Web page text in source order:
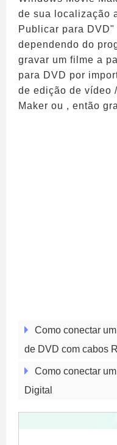
de sua localização
Publicar para
dependendo do
gravar um filme a
para DVD por
de edição de vídeo
Maker ou , então
Como conectar
de DVD com cabos
Como conectar
Digital